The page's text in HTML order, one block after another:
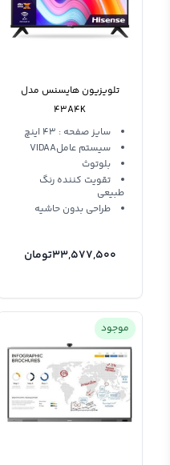
تلویزیون هایسنس مدل
43A4K
سایز صفحه : 43 اینچ
سیستم عاملVIDAA
بلوتوث
تقویت کننده رنگ
طبیعی
طراحی بدون حاشیه
33,577,500تومان
موجود